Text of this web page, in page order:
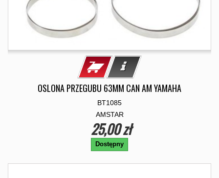
OSLONA PRZEGUBU 63MM CAN AM YAMAHA
BT1085
AMSTAR
25,00 zł
Dostępny